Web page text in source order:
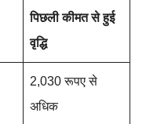
पिछली कीमत से हुई
वृद्धि
2,030 रूपए से
अधिक